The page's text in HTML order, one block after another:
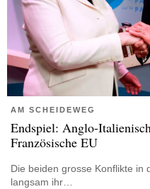
AM SCHEIDEWEG
Endspiel: Anglo-
Französische EU
Die beiden grosse Konflikte in
langsam ihr…